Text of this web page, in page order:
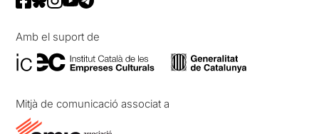
Amb el suport de
Mitjà de comunicació associat a